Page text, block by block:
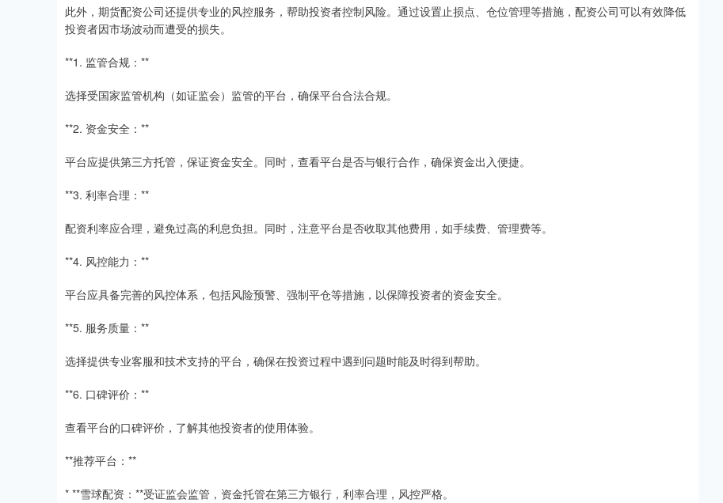
此外，期货配资公司还提供专业的风控服务，帮助投资者控制风险。通过设置止损点、仓位管理等措施，配资公司可以有效降低
投资者因市场波动而遭受的损失。
**1. 监管合规：**
选择受国家监管机构（如证监会）监管的平台，确保平台合法合规。
**2. 资金安全：**
平台应提供第三方托管，保证资金安全。同时，查看平台是否与银行合作，确保资金出入便捷。
**3. 利率合理：**
配资利率应合理，避免过高的利息负担。同时，注意平台是否收取其他费用，如手续费、管理费等。
**4. 风控能力：**
平台应具备完善的风控体系，包括风险预警、强制平仓等措施，以保障投资者的资金安全。
**5. 服务质量：**
选择提供专业客服和技术支持的平台，确保在投资过程中遇到问题时能及时得到帮助。
**6. 口碑评价：**
查看平台的口碑评价，了解其他投资者的使用体验。
**推荐平台：**
* **雪球配资：**受证监会监管，资金托管在第三方银行，利率合理，风控严格。